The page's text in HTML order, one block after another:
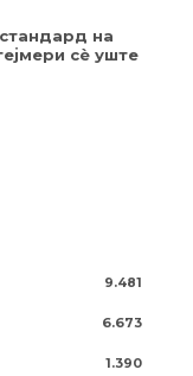
на
​​сè уште
9.481
6.673
1.390